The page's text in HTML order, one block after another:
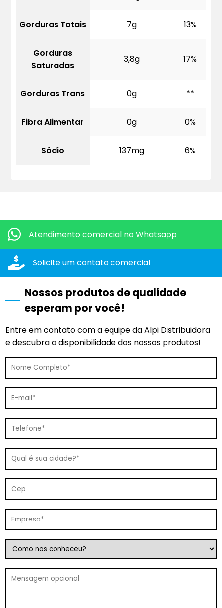
Gorduras Totais 7g 13%
Gorduras
Saturadas
3,8g 17%
Gorduras Trans 0g **
Fibra Alimentar 0g 0%
Sódio 137mg 6%
Atendimento comercial no Whatsapp
Solicite um contatocomercial
Nossos produtos de qualidade
esperam por você!
Entre em contato com a equipe da Alpi Distribuidora
e descubra a disponibilidade dos nossos produtos!